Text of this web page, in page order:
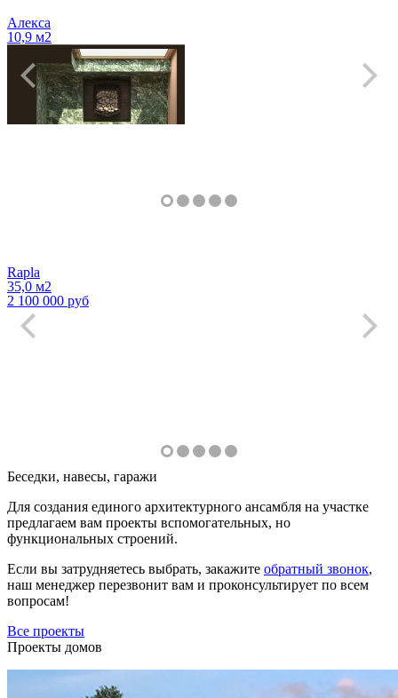
Алекса
10,9 м2
Rapla
35,0 м2
2 100 000 руб
Беседки, навесы, гаражи
Для создания единого архитектурного ансамбля на участке
предлагаем вам проекты вспомогательных, но
функциональных строений.
Если вы затрудняетесь выбрать, закажите обратный звонок,
наш менеджер перезвонит вам и проконсультирует по всем
вопросам!
Все проекты
Проекты домов